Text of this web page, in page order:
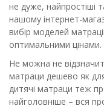
не дуже, найпростіші
нашому інтернет-
вибір моделей
оптимальними цінами.
Не можна не
матраци дешево як для
дитячі матраци теж
найголовніше – вся